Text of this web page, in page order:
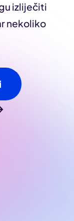
izliječiti
nekoliko